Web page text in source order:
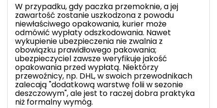
W przypadku, gdy paczka przemoknie, a jej
zawartość zostanie uszkodzona z powodu
niewłaściwego opakowania, kurier może
odmówić wypłaty odszkodowania. Nawet
wykupienie ubezpieczenia nie zwalnia z
obowiązku prawidłowego pakowania;
ubezpieczyciel zawsze weryfikuje jakość
opakowania przed wypłatą. Niektórzy
przewoźnicy, np. DHL, w swoich przewodnikach
zalecają "dodatkową warstwę folii w sezonie
deszczowym", ale jest to raczej dobra praktyka
niż formalny wymóg.